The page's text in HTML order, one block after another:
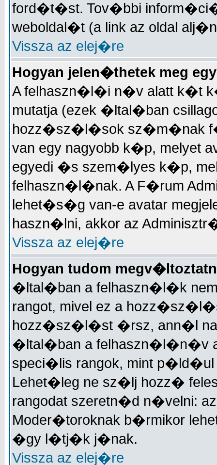
ford�t�st. Tov�bbi
weboldal�t (a link az oldal
Vissza az elej�re
Hogyan jelen�thetek meg
A felhaszn�l�i n�v alatt k�t
mutatja (ezek �ltal�ban
hozz�sz�l�sok sz�m�nak
van egy nagyobb k�p, melyet
egyedi �s szem�lyes k�p,
felhaszn�l�nak. A F�rum
lehet�s�g van-e avatar
haszn�lni, akkor az
Vissza az elej�re
Hogyan tudom
�ltal�ban a felhaszn�l�k
rangot, mivel ez a
hozz�sz�l�st �rsz, ann�l
�ltal�ban a felhaszn�l�n�v
speci�lis rangok, mint
Lehet�leg ne sz�lj hozz�
rangodat szeretn�d n�velni:
Moder�toroknak b�rmikor
�gy l�tj�k j�nak.
Vissza az elej�re